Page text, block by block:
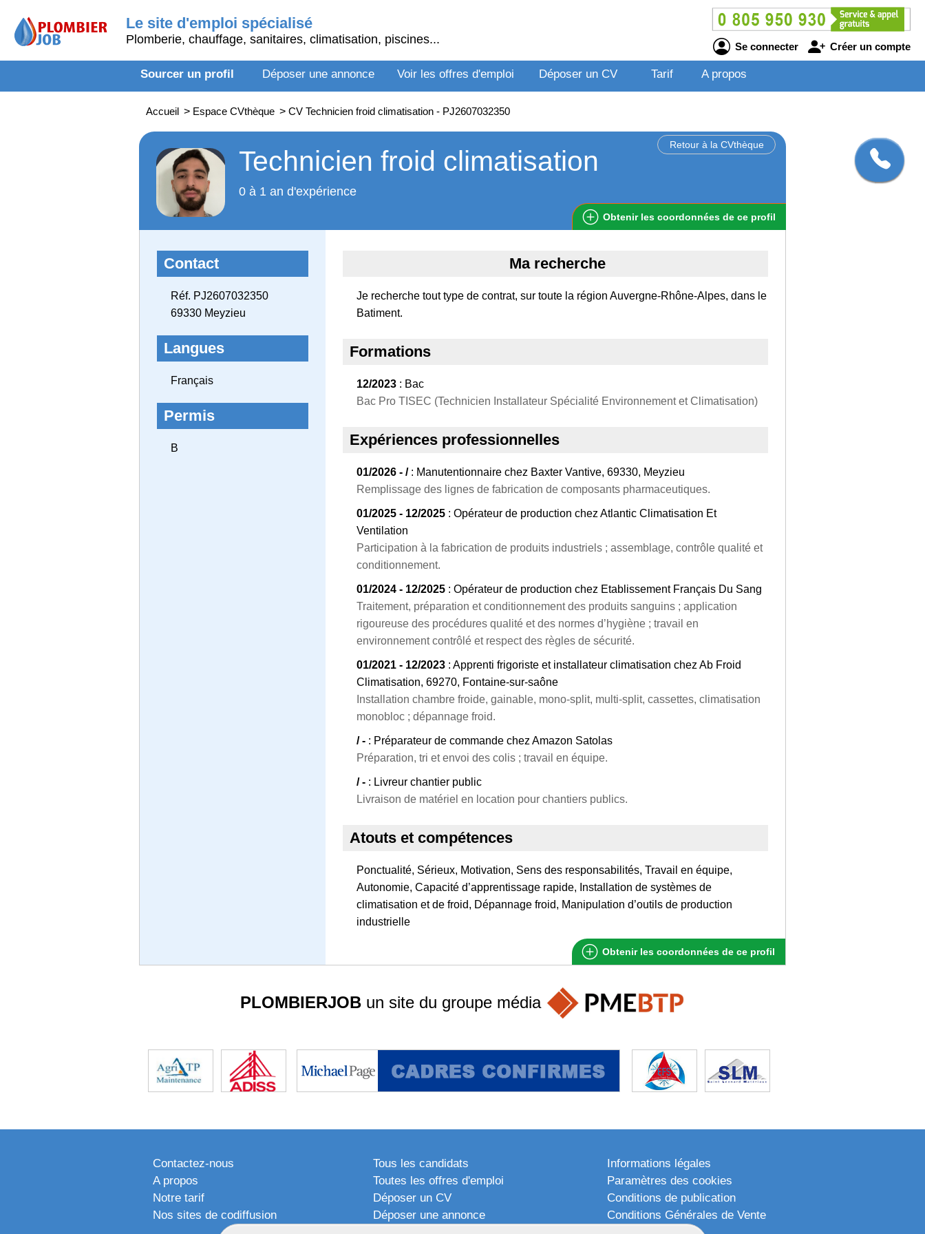
Le site d'emploi spécialisé
Plomberie, chauffage, sanitaires, climatisation, piscines...
Se connecter Créer un compte
Sourcer un profil Déposer une annonce Voir les offres d'emploi Déposer un CV Tarif A propos
Accueil > Espace CVthèque > CV Technicien froid climatisation - PJ2607032350
Retour à la CVthèque
Technicien froid climatisation
0 à 1 an d'expérience
Obtenir les coordonnées de ce profil
Contact
Réf. PJ2607032350
69330 Meyzieu
Langues
Français
Permis
B
Ma recherche
Je recherche tout type de contrat, sur toute la région Auvergne-Rhône-Alpes, dans le
Batiment.
Formations
12/2023 : Bac
Bac Pro TISEC (Technicien Installateur Spécialité Environnement et Climatisation)
Expériences professionnelles
01/2026 - /: Manutentionnaire chez Baxter Vantive, 69330, Meyzieu
Remplissage des lignes de fabrication de composants pharmaceutiques.
01/2025 - 12/2025 : Opérateur de production chez Atlantic Climatisation Et
Ventilation
Participation à la fabrication de produits industriels ; assemblage, contrôle qualité et
conditionnement.
01/2024 - 12/2025 : Opérateur de production chez Etablissement Français Du Sang
Traitement, préparation et conditionnement des produits sanguins ; application
rigoureuse des procédures qualité et des normes d’hygiène ; travail en
environnement contrôlé et respect des règles de sécurité.
01/2021 - 12/2023 : Apprenti frigoriste et installateur climatisation chez Ab Froid
Climatisation, 69270, Fontaine‑sur‑saône
Installation chambre froide, gainable, mono‑split, multi‑split, cassettes, climatisation
monobloc ; dépannage froid.
/ - : Préparateur de commande chez Amazon Satolas
Préparation, tri et envoi des colis ; travail en équipe.
/ - : Livreur chantier public
Livraison de matériel en location pour chantiers publics.
Atouts et compétences
Ponctualité, Sérieux, Motivation, Sens des responsabilités, Travail en équipe,
Autonomie, Capacité d’apprentissage rapide, Installation de systèmes de
climatisation et de froid, Dépannage froid, Manipulation d’outils de production
industrielle
Obtenir les coordonnées de ce profil
PLOMBIERJOBun site du groupe média
Contactez-nous
A propos
Notre tarif
Nos sites de codiffusion
Tous les candidats
Toutes les offres d'emploi
Déposer un CV
Déposer une annonce
Informations légales
Paramètres des cookies
Conditions de publication
Conditions Générales de Vente